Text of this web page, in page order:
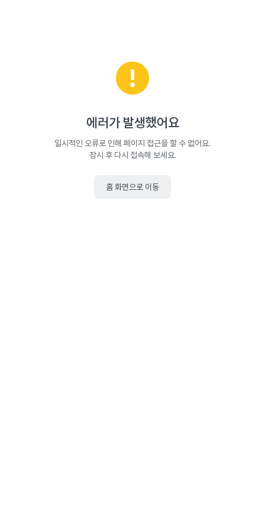
에러가 발생했어요
일시적인 오류로 인해 페이지 접근을 할 수 없어요.
잠시 후 다시 접속해 보세요.
홈 화면으로 이동